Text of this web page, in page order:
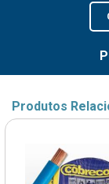
Produtos